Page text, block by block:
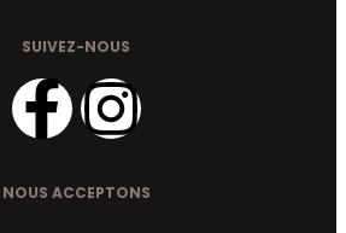
SUIVEZ-NOUS
NOUS ACCEPTONS